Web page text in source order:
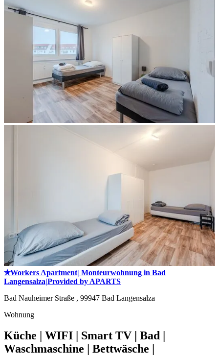
✯Workers Apartment| Monteurwohnung in Bad
Langensalza|Provided by APARTS
Bad Nauheimer Straße , 99947 Bad Langensalza
Wohnung
Küche | WIFI | Smart TV | Bad |
Waschmaschine | Bettwäsche |